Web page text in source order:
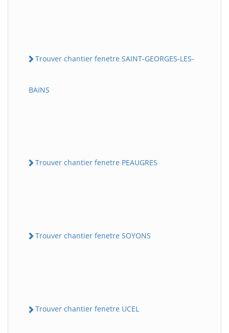
Trouver chantier fenetre SAINT-GEORGES-LES-
BAINS
Trouver chantier fenetre PEAUGRES
Trouver chantier fenetre SOYONS
Trouver chantier fenetre UCEL